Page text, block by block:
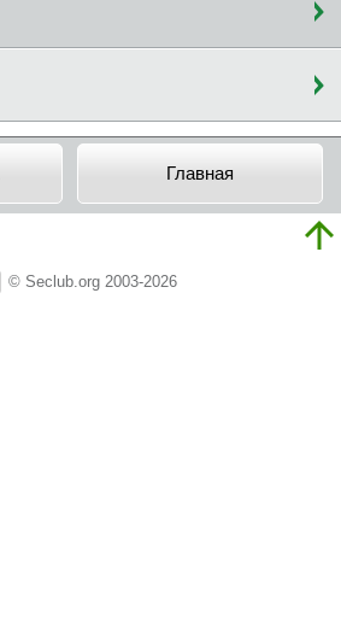
Главная
© Seclub.org 2003-2026